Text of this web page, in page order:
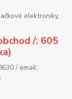
elektroniky,
/: 605
/ email: